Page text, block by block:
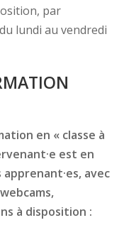
par
lundi au vendredi
en « classe à
est en
avec
à disposition :